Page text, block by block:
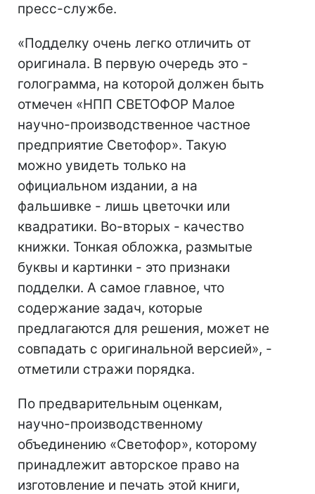
пресс-службе.
«Подделку очень легко отличить от
оригинала. В первую очередь это -
голограмма, на которой должен быть
отмечен «НПП СВЕТОФОР Малое
научно-производственное частное
предприятие Светофор». Такую
можно увидеть только на
официальном издании, а на
фальшивке - лишь цветочки или
квадратики. Во-вторых - качество
книжки. Тонкая обложка, размытые
буквы и картинки - это признаки
подделки. А самое главное, что
содержание задач, которые
предлагаются для решения, может не
совпадать с оригинальной версией», -
отметили стражи порядка.
По предварительным оценкам,
научно-производственному
объединению «Светофор», которому
принадлежит авторское право на
изготовление и печать этой книги,